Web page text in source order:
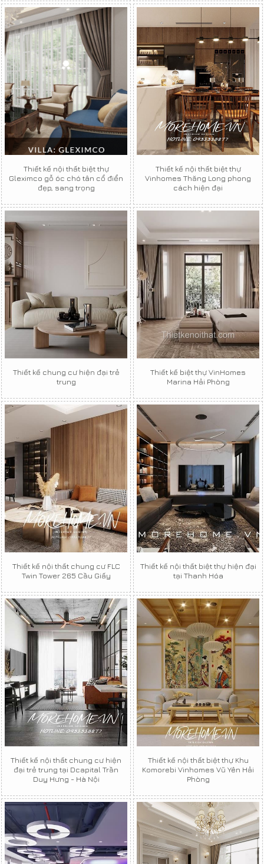
Thiết kế nội thất biệt thự
Gleximco gỗ óc chó tân cổ điển
đẹp, sang trọng
Thiết kế nội thất biệt thự
Vinhomes Thăng Long phong
cách hiện đại
Thiết kế chung cư hiện đại trẻ
trung
Thiết kế biệt thự VinHomes
Marina Hải Phòng
Thiết kế nội thất chung cư FLC
Twin Tower 265 Cầu Giấy
Thiết kế nội thất biệt thự hiện đại
tại Thanh Hóa
Thiết kế nội thất chung cư hiện
đại trẻ trung tại Dcapital Trần
Duy Hưng - Hà Nội
Thiết kế nội thất biệt thự Khu
Komorebi Vinhomes Vũ Yên Hải
Phòng